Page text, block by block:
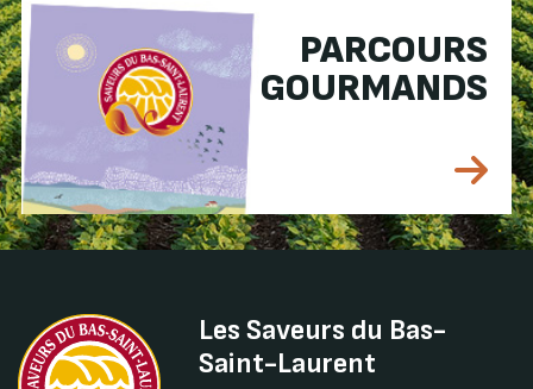
PARCOURS
GOURMANDS
Les Saveurs du Bas-
Saint-Laurent